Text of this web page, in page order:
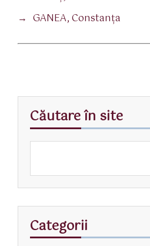
→ GANEA, Constanţa
Căutare în site
Categorii